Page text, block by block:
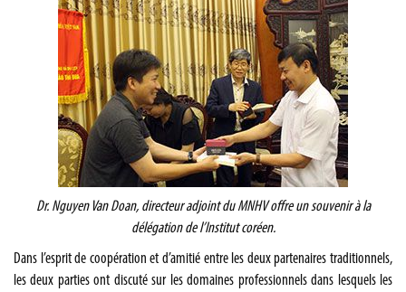
Dr. Nguyen Van Doan, directeur adjoint du MNHV offre un souvenir à la
délégation de l’Institut coréen.
Dans l’esprit de coopération et d’amitié entre les deux partenaires traditionnels,
les deux parties ont discuté sur les domaines professionnels dans lesquels les